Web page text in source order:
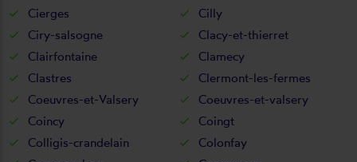
Cierges
Cilly
Ciry-salsogne
Clacy-et-thierret
Clairfontaine
Clamecy
Clastres
Clermont-les-fermes
Coeuvres-et-Valsery
Coeuvres-et-valsery
Coincy
Coingt
Colligis-crandelain
Colonfay